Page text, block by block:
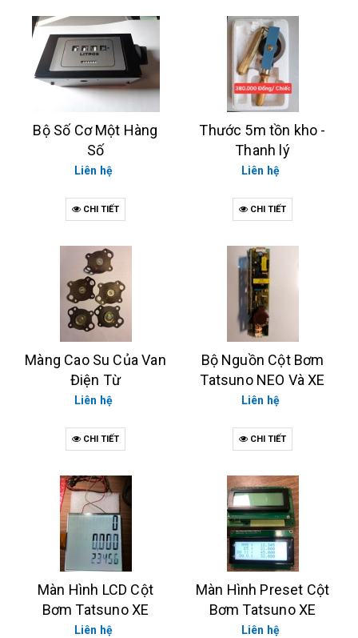
Bộ Số Cơ Một Hàng
Số
Liên hệ
CHI TIẾT
Thước 5m tồn kho -
Thanh lý
Liên hệ
CHI TIẾT
Màng Cao Su Của Van
Điện Từ
Liên hệ
CHI TIẾT
Bộ Nguồn Cột Bơm
Tatsuno NEO Và XE
Liên hệ
CHI TIẾT
Màn Hình LCD Cột
Bơm Tatsuno XE
Liên hệ
Màn Hình Preset Cột
Bơm Tatsuno XE
Liên hệ